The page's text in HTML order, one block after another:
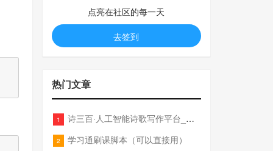
点亮在社区的每一天
去签到
热门文章
1 诗三百·人工智能诗歌写作平台_在线作诗机_藏头诗生成器_电脑对联_姓名作诗
2 学习通刷课脚本（可以直接用）